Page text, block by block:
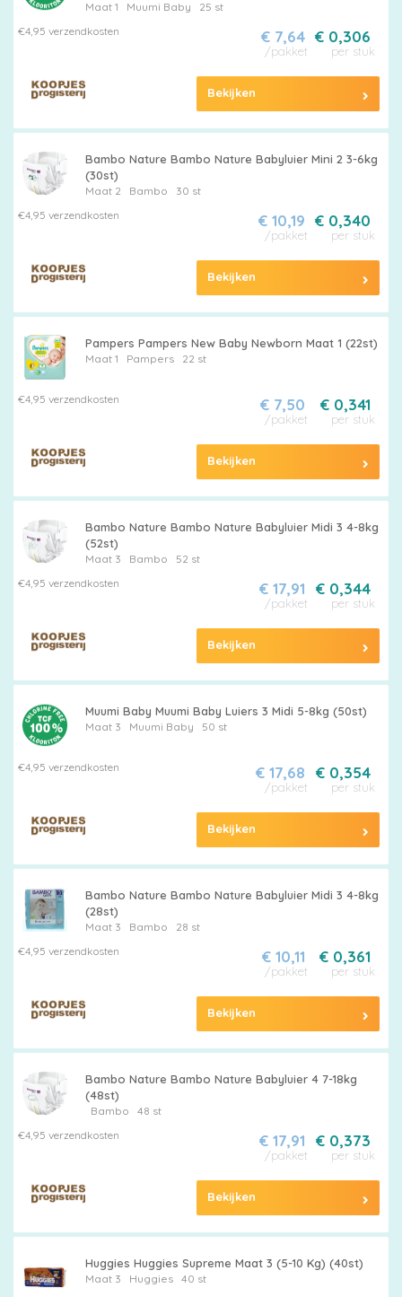
Maat 1 Muumi Baby
25 st
€4,95 verzendkosten
€ 0,306
per stuk
€ 7,64
/pakket
Bekijken
Bambo Nature Bambo Nature Babyluier Mini 2 3-6kg
(30st)
Maat 2 Bambo
30 st
€4,95 verzendkosten
€ 0,340
per stuk
€ 10,19
/pakket
Bekijken
Pampers Pampers New Baby Newborn Maat 1 (22st)
Maat 1 Pampers 22 st
€4,95 verzendkosten € 0,341
per stuk
€ 7,50
/pakket
Bekijken
Bambo Nature Bambo Nature Babyluier Midi 3 4-8kg
(52st)
Maat 3 Bambo
52 st
€4,95 verzendkosten
€ 0,344
per stuk
€ 17,91
/pakket
Bekijken
Muumi Baby Muumi Baby Luiers 3 Midi 5-8kg (50st)
Maat 3 Muumi Baby 50 st
€4,95 verzendkosten € 0,354
per stuk
€ 17,68
/pakket
Bekijken
Bambo Nature Bambo Nature Babyluier Midi 3 4-8kg
(28st)
Maat 3 Bambo
28 st
€4,95 verzendkosten
€ 0,361
per stuk
€ 10,11
/pakket
Bekijken
Bambo Nature Bambo Nature Babyluier 4 7-18kg
(48st)
Bambo
48 st
€4,95 verzendkosten
€ 0,373
per stuk
€ 17,91
/pakket
Bekijken
Huggies Huggies Supreme Maat 3 (5-10 Kg) (40st)
Maat 3 Huggies 40 st